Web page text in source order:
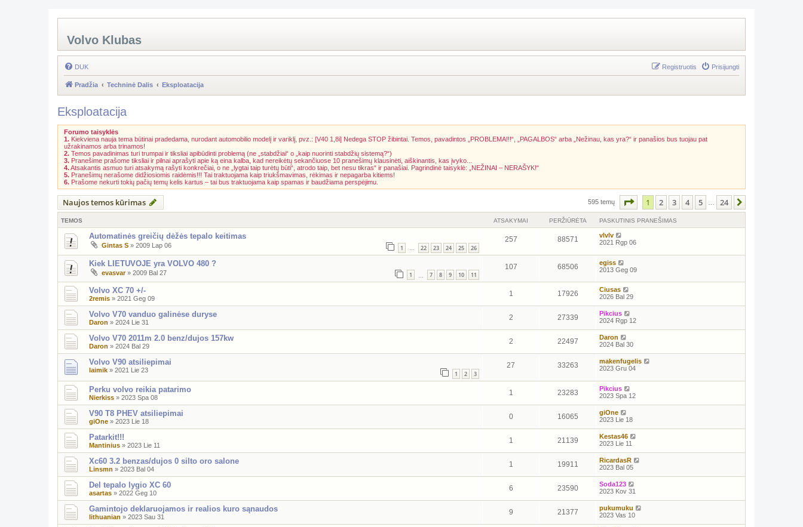
Volvo Klubas
DUK Prisijungti
Registruotis
Pradžia Techninė Dalis Eksploatacija
Eksploatacija
Forumo taisyklės
1. Kiekviena nauja tema būtinai pradedama, nurodant automobilio modelį ir variklį, pvz.: [V40 1,8i] Nedega STOP žibintai. Temos, pavadintos „PROBLEMA!!!“, „PAGALBOS“ arba „Nežinau, kas yra?“ ir panašios bus tuojau pat
užrakinamos arba trinamos!
2. Temos pavadinimas turi trumpai ir tiksliai apibūdinti problemą (ne „stabdžiai“ o „kaip nuorinti stabdžių sistemą?“)
3. Pranešime prašome tiksliai ir pilnai aprašyti apie ką eina kalba, kad nereikėtų sekančiuose 10 pranešimų klausinėti, aiškinantis, kas įvyko...
4.Atsakantis asmuo turi atsakymą rašyti konkrečiai, o ne „lygtai taip turėtų būti“, atrodo taip, bet nesu tikras“ ir panašiai. Pagrindinė taisyklė: „NEŽINAI – NERAŠYK!“
5. Pranešimų nerašome didžiosiomis raidėmis!!! Tai traktuojama kaip triukšmavimas, rėkimas ir nepagarba kitiems!
6. Prašome nekurti tokių pačių temų kelis kartus – tai bus traktuojama kaip spamas ir baudžiama perspėjimu.
Naujos temos kūrimas 595 temų Puslapis iš 24
1 2 3 4 5 24
TEMOS ATSAKYMAI PERŽIŪRĖTA PASKUTINIS PRANEŠIMAS
Automatinės greičių dėžės tepalo keitimas
Gintas S » 2009 Lap 06 1 … 22 23 24 25 26
257 88571
vlvlv
2021 Rgp 06
Kiek LIETUVOJE yra VOLVO 480 ?
evasvar» 2009 Bal 27 1 7 8 9 10 11
107 68506
egiss
2013 Geg 09
Volvo XC 70 +/-
2remis » 2021 Geg 09
1 17926
Ciusas
2026 Bal 29
Volvo V70 vanduo galinėse duryse
Daron » 2024 Lie 31
2 27339
Pikcius
2024 Rgp 12
Volvo V70 2011m 2.0 benz/dujos 157kw
Daron » 2024 Bal 29
2 22497
Daron
2024 Bal 30
Volvo V90 atsiliepimai
laimik » 2021 Lie 23 1 2 3
27 33263
makenfugelis
2023 Gru 04
Perku volvo reikia patarimo
Nierkiss » 2023 Spa 08
1 23283
Pikcius
2023 Spa 12
V90 T8 PHEV atsiliepimai
giOne » 2023 Lie 18
0 16065
giOne
2023 Lie 18
Patarkit!!!
Mantinius » 2023 Lie 11
1 21139
Kestas46
2023 Lie 11
Xc60 3.2 benzas/dujos 0 silto oro salone
Linsmn » 2023 Bal 04
1 19911
RicardasR
2023 Bal 05
Del tepalo lygio XC 60
asartas » 2022 Geg 10
6 23590
Soda123
2023 Kov 31
Gamintojo deklaruojamos ir realios kuro sąnaudos
lithuanian » 2023 Sau 31
9 21377
pukumuku
2023 Vas 10